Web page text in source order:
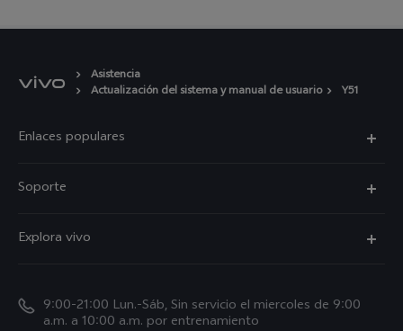
Asistencia
Actualización del sistema y manual de usuario
Y51
Enlaces populares
Y39 5G
Soporte
Autenticación de IMEI
Explora vivo
La vida en vivo
9:00-21:00 Lun.-Sáb, Sin servicio el miercoles de 9:00
a.m. a 10:00 a.m. por entrenamiento